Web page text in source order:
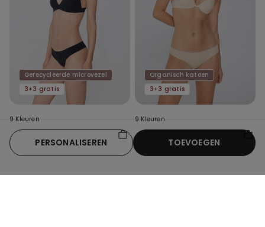
TOEVOEGEN
PERSONALISEREN
Gerecycleerde microvezel
3+3 gratis
9 Kleuren
Brasiliano in gerecycled
microvezel, zonder zoom
Organisch katoen
3+3 gratis
9 Kleuren
Slip zonder Naden van
Biologisch Katoen